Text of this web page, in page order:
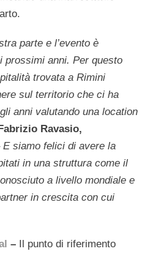
parte e l’evento è
prossimi anni. Per questo
trovata a Rimini
sul territorio che ci ha
anni valutando una location
Ravasio,
E siamo felici di avere la
in una struttura come il
a livello mondiale e
in crescita con cui
– Il punto di riferimento